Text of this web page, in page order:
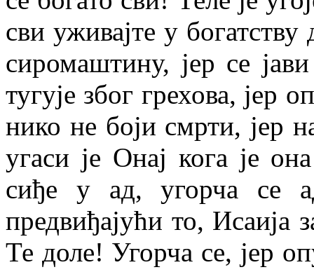
сви уживајте у
сиромаштину, јер се
тугује због грехова, јер
нико не боји смрти, јер
угаси је Онај кога је
сиђе у ад, угорча се
предвиђајући то, Исаија
Те доле! Угорча се, јер